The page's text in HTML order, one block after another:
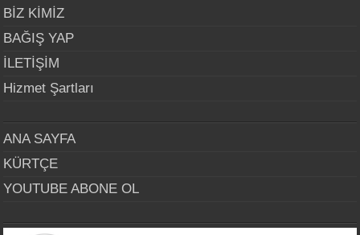
BİZ KİMİZ
BAĞIŞ YAP
İLETİŞİM
Hizmet Şartları
ANA SAYFA
KÜRTÇE
YOUTUBE ABONE OL